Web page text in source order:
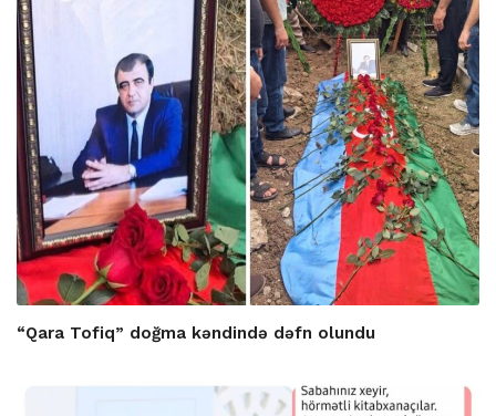
“Qara Tofiq” doğma kəndində dəfn olundu